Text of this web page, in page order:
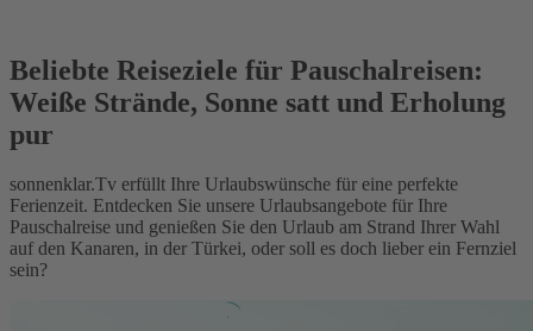
Beliebte Reiseziele für Pauschalreisen:
Weiße Strände, Sonne satt und Erholung
pur
sonnenklar.Tv erfüllt Ihre Urlaubswünsche für eine perfekte
Ferienzeit. Entdecken Sie unsere Urlaubsangebote für Ihre
Pauschalreise und genießen Sie den Urlaub am Strand Ihrer Wahl
auf den Kanaren, in der Türkei, oder soll es doch lieber ein Fernziel
sein?